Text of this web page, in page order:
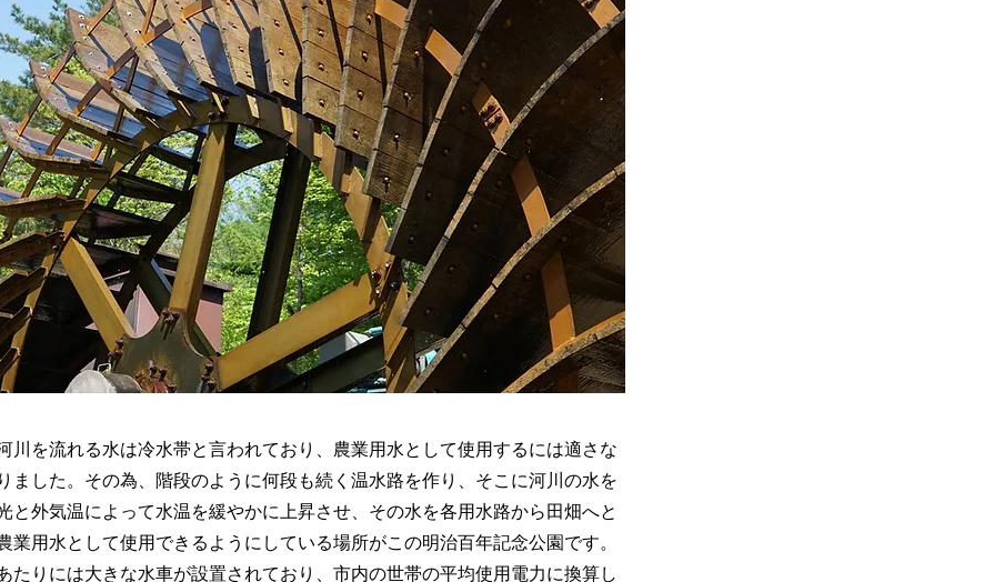
川を流れる水は冷水帯と言われており、農業用水として使用するには適さな
ました。その為、階段のように何段も続く温水路を作り、そこに河川の水を
と外気温によって水温を緩やかに上昇させ、その水を各用水路から田畑へと
業用水として使用できるようにしている場所がこの明治百年記念公園です。
たりには大きな水車が設置されており、市内の世帯の平均使用電力に換算し